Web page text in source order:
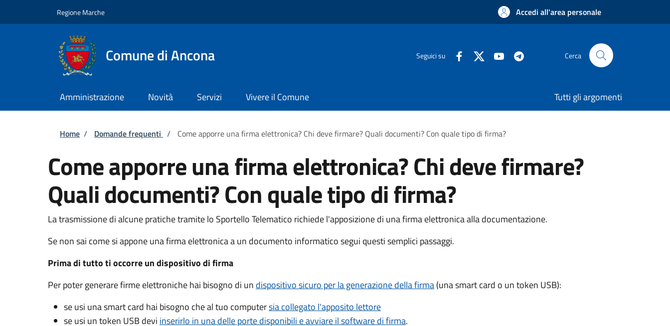
Regione Marche Accedi all'area personale
Comune di Ancona Seguici su Cerca
Amministrazione Novità Servizi Vivere il Comune Tutti gli argomenti
Briciole di pane
Home / Domande frequenti / Come apporre una firma elettronica? Chi deve firmare? Quali documenti? Con quale tipo di firma?
Come apporre una firma elettronica? Chi deve firmare?
Quali documenti? Con quale tipo di firma?
La trasmissione di alcune pratiche tramite lo Sportello Telematico richiede l'apposizione di una firma elettronica alla documentazione.
Se non sai come si appone una firma elettronica a un documento informatico segui questi semplici passaggi.
Prima di tutto ti occorre un dispositivo di firma
Per poter generare firme elettroniche hai bisogno di un dispositivo sicuro per la generazione della firma(una smart card o un token USB):
se usi una smart card hai bisogno che al tuo computersia collegato l'apposito lettore
se usi un token USB devi inserirlo in una delle porte disponibili e avviare il software di firma.